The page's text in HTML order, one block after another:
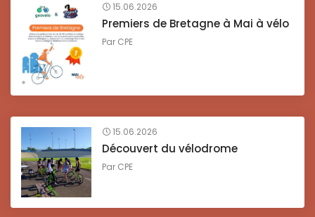
15.06.2026
Premiers de Bretagne à Mai à vélo
Par CPE
15.06.2026
Découvert du vélodrome
Par CPE